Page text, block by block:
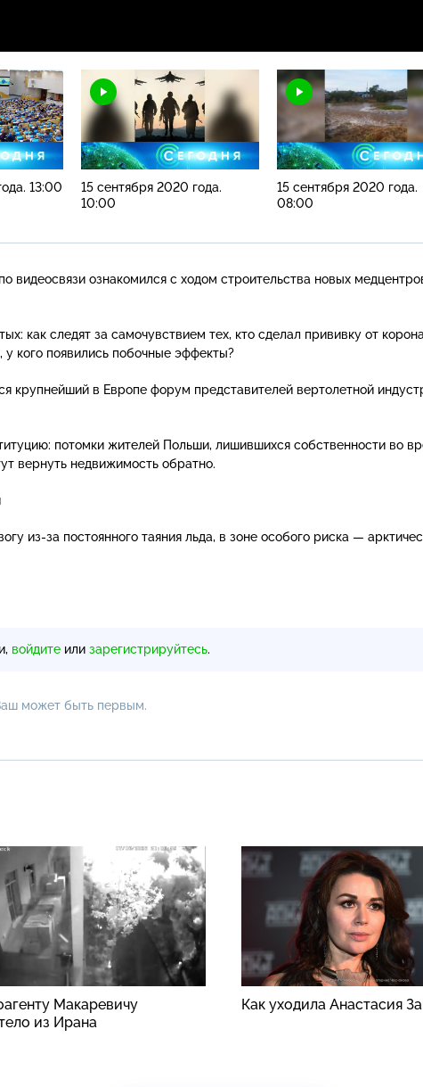
13:00
15 сентября 2020 года.
10:00
15 сентября 2020 года.
08:00
видеосвязи ознакомился с ходом строительства новых
как следят за самочувствием тех, кто сделал прививку от
у кого появились побочные эффекты?
крупнейший в Европе форум представителей вертолетной
потомки жителей Польши, лишившихся собственности во
вернуть недвижимость обратно.
из-за постоянного таяния льда, в зоне особого риска —
войдите или зарегистрируйтесь.
может быть первым.
Макаревичу
из Ирана
Как уходила Анастасия